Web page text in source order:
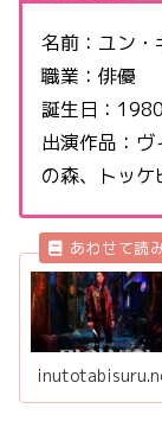
名前：ユン・
職業：俳優
誕生日：
出演作品：
の森、トッケ